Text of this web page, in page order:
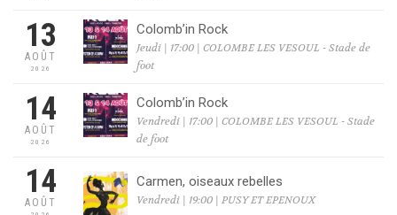
13
AOÛT
2026
Colomb’in Rock
Jeudi | 17:00 | COLOMBE LES VESOUL - Stade de
foot
14
AOÛT
2026
Colomb’in Rock
Vendredi | 17:00 | COLOMBE LES VESOUL - Stade
de foot
14
AOÛT
Carmen, oiseaux rebelles
Vendredi | 19:00 | PUSY ET EPENOUX